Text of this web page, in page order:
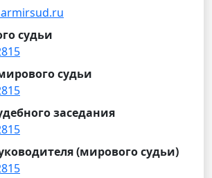
судьи
судьи
заседания
(мирового судьи)